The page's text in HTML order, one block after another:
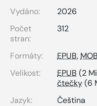
Vydáno:
2026
Počet
stran:
312
Formáty: EPUB,
Velikost:
EPUB (2
čtečky(6
Jazyk:
Čeština